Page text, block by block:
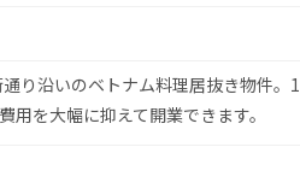
り沿いのベトナム料理居抜き物件。1
を大幅に抑えて開業できます。